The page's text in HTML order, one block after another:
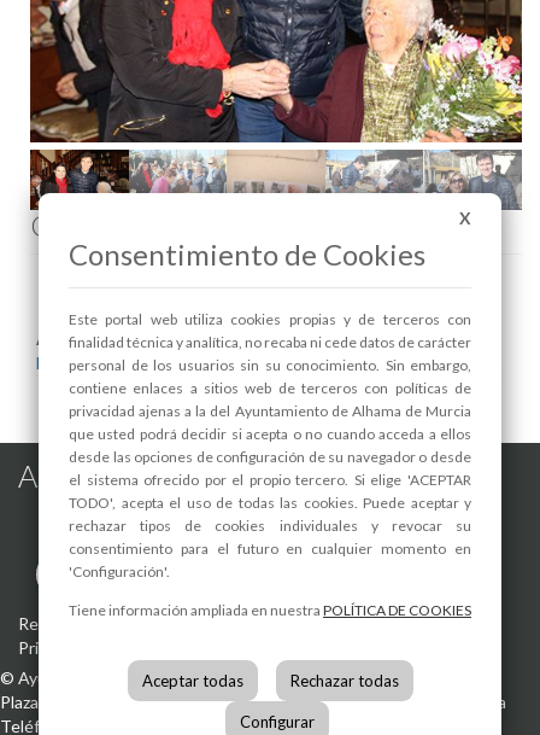
Comenta esta noticia en Facebook
Areas relacionadas:
Mayores
Alhama de Murcia en las Redes
Registro de actividades de tratamiento -Aviso Legal-Política de
Privacidad
© Ayuntamiento de Alhama de Murcia
Plaza de la Constitución, 130840 Alhama de Murcia(Murcia)
España
Teléfono:
info@alhamademurcia.es
X
Consentimiento de Cookies
Este portal web utiliza cookies propias y de terceros con
finalidad técnica y analítica, no recaba ni cede datos de carácter
personal de los usuarios sin su conocimiento. Sin embargo,
contiene enlaces a sitios web de terceros con políticas de
privacidad ajenas a la del Ayuntamiento de Alhama de Murcia
que usted podrá decidir si acepta o no cuando acceda a ellos
desde las opciones de configuración de su navegador o desde
el sistema ofrecido por el propio tercero. Si elige 'ACEPTAR
TODO', acepta el uso de todas las cookies. Puede aceptar y
rechazar tipos de cookies individuales y revocar su
consentimiento para el futuro en cualquier momento en
'Configuración'.
Tiene información ampliada en nuestra POLÍTICA DE COOKIES
Aceptar todas Rechazar todas
Configurar